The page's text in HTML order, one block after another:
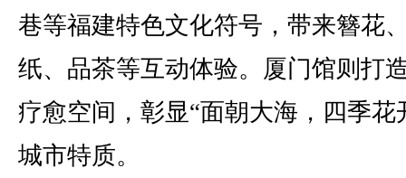
巷等福建特色文化符号，带来簪花
纸、品茶等互动体验。厦门馆则打
疗愈空间，彰显“面朝大海，四季花
城市特质。